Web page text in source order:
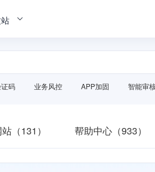
码 业务风控 APP加固 智能审
（131） 帮助中心（933）